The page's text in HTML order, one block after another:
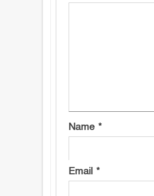
Name *
Email *